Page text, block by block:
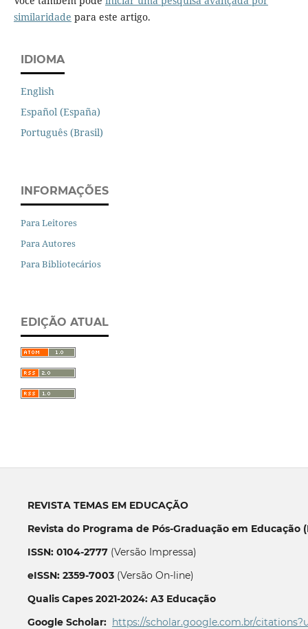
similaridade para este artigo.
IDIOMA
English
Español (España)
Português (Brasil)
INFORMAÇÕES
Para Leitores
Para Autores
Para Bibliotecários
EDIÇÃO ATUAL
REVISTA TEMAS EM EDUCAÇÃO
Revista do Programa de Pós-Graduação em Educação
ISSN: 0104-2777(Versão Impressa)
eISSN: 2359-7003(Versão On-line)
Qualis Capes 2021-2024: A3 Educação
Google Scholar: https://scholar.google.com.br/